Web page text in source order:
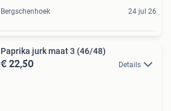
Bergschenhoek 24 jul 26
Paprika jurk maat 3 (46/48)
€ 22,50 Details